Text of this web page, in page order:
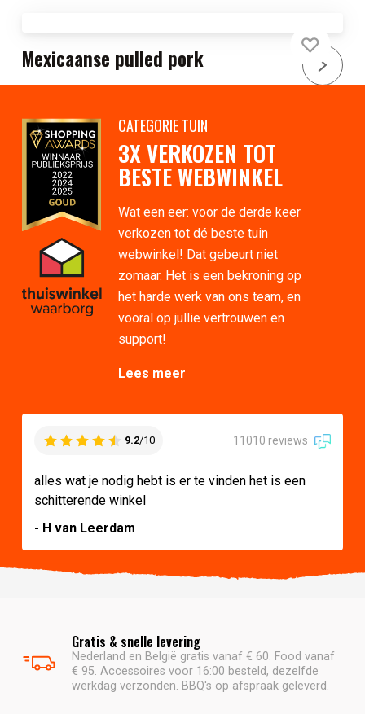
Mexicaanse pulled pork
CATEGORIE TUIN
3X VERKOZEN TOT
BESTE WEBWINKEL
Wat een eer: voor de derde keer
verkozen tot dé beste tuin
webwinkel! Dat gebeurt niet
zomaar. Het is een bekroning op
het harde werk van ons team, en
vooral op jullie vertrouwen en
support!
Lees meer
9.2/10 11010 reviews
alles wat je nodig hebt is er te vinden het is een
schitterende winkel
- H van Leerdam
Gratis & snelle levering
Nederland en België gratis vanaf € 60. Food vanaf
€ 95. Accessoires voor 16:00 besteld, dezelfde
werkdag verzonden. BBQ's op afspraak geleverd.